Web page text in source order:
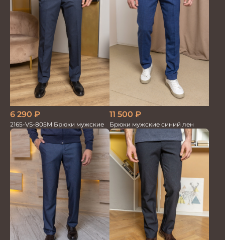
6 290 ₽
2165-VS-805M Брюки мужские
11 500 ₽
Брюки мужские синий лен